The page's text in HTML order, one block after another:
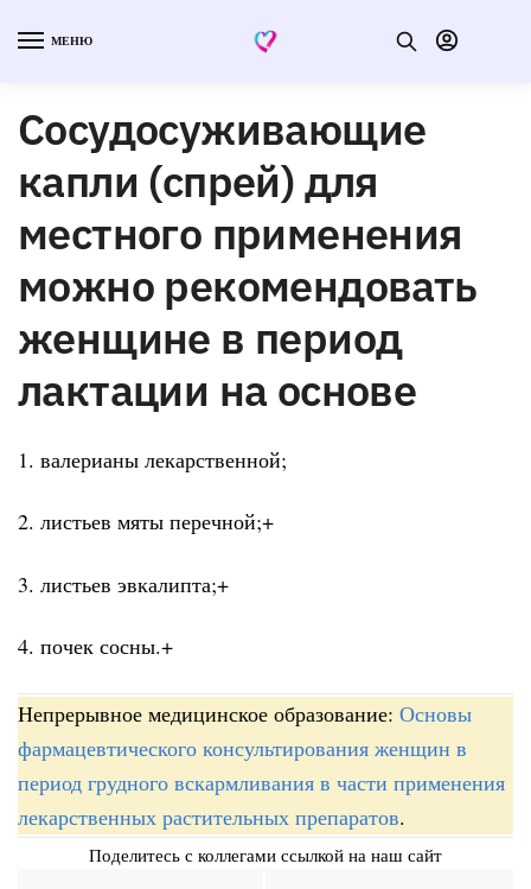
МЕНЮ
Сосудосуживающие
капли (спрей) для
местного применения
можно рекомендовать
женщине в период
лактации на основе
1. валерианы лекарственной;
2. листьев мяты перечной;+
3. листьев эвкалипта;+
4. почек сосны.+
Непрерывное медицинское образование: Основы
фармацевтического консультирования женщин в
период грудного вскармливания в части применения
лекарственных растительных препаратов.
Поделитесь с коллегами ссылкой на наш сайт